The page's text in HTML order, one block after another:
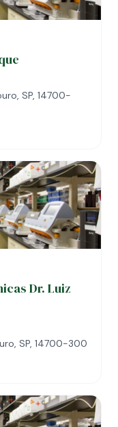
SP, 14700-
Dr. Luiz
SP, 14700-300